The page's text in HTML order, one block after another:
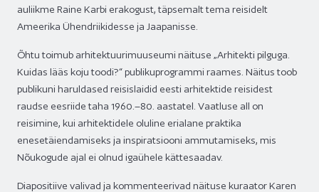
auliikme Raine Karbi erakogust, täpsemalt tema reisidelt
Ameerika Ühendriikidesse ja Jaapanisse.
Õhtu toimub arhitektuurimuuseumi näituse „Arhitekti pilguga.
Kuidas lääs koju toodi?“ publikuprogrammi raames. Näitus toob
publikuni haruldased reisislaidid eesti arhitektide reisidest
raudse eesriide taha 1960.–80. aastatel. Vaatluse all on
reisimine, kui arhitektidele oluline erialane praktika
enesetäiendamiseks ja inspiratsiooni ammutamiseks, mis
Nõukogude ajal ei olnud igaühele kättesaadav.
Diapositiive valivad ja kommenteerivad näituse kuraatorKaren